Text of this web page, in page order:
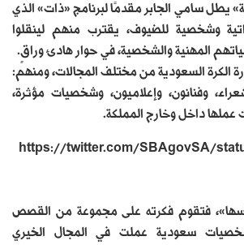
يطل سامي الجابر مقدمًا لبرنامج «ذات» الذي
وشخصية للضيوف، يقترب منهم لينقلوا
المهنية والشخصية، في حوار هادئ وراقٍ.
السعودية من مختلف المجالات، ومنهم:
وفنانون، وإعلاميون، وشخصيات مؤثرة،
داخل وخارج المملكة.
https://twitter.com/SBAgovSA/
فتقوم فكرته على مجموعة من القصص
شخصيات سعودية عملت في المجال الخيري